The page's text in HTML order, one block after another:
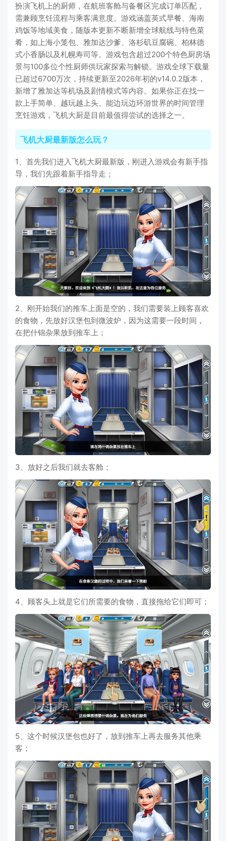
扮演飞机上的厨师，在航班客舱与备餐区完成订单匹配，
需兼顾烹饪流程与乘客满意度。游戏涵盖英式早餐、海南
鸡饭等地域美食，随版本更新不断新增全球航线与特色菜
肴，如上海小笼包、雅加达沙爹、洛杉矶豆腐碗、柏林德
式小香肠以及札幌寿司等。游戏包含超过200个特色厨房场
景与100多位个性厨师供玩家探索与解锁。游戏全球下载量
已超过6700万次，持续更新至2026年初的v14.0.2版本，
新增了雅加达等机场及剧情模式等内容。如果你正在找一
款上手简单、越玩越上头、能边玩边环游世界的时间管理
烹饪游戏，飞机大厨是目前最值得尝试的选择之一。
飞机大厨最新版怎么玩？
1、首先我们进入飞机大厨最新版，刚进入游戏会有新手指
导，我们先跟着新手指导走；
2、刚开始我们的推车上面是空的，我们需要装上顾客喜欢
的食物，先放好汉堡包到微波炉，因为这需要一段时间，
在把什锦杂果放到推车上；
3、放好之后我们就去客舱；
4、顾客头上就是它们所需要的食物，直接拖给它们即可；
5、这个时候汉堡包也好了，放到推车上再去服务其他乘
客；